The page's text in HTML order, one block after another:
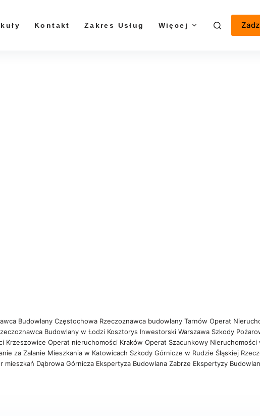
Kontakt Zakres Usług Więcej
Budowlany Częstochowa Rzeczoznawca budowlany Tarnów Operat
Budowlany w Łodzi Kosztorys Inwestorski Warszawa Szkody
KrzeszowiceOperat nieruchomości Kraków Operat Szacunkowy
za Zalanie Mieszkania w Katowicach Szkody Górnicze w Rudzie Śląskiej
mieszkań Dąbrowa Górnicza Ekspertyza Budowlana Zabrze Ekspertyzy